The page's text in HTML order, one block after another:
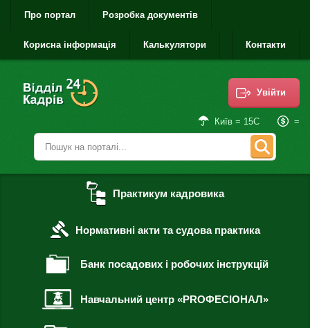
Про портал Розробка документів
Корисна інформація Калькулятори Контакти
Увійти
Київ = 15С =
Практикум кадровика
Нормативні акти та судова практика
Банк посадових і робочих інструкцій
Навчальний центр «PROФЕСІОНАЛ»